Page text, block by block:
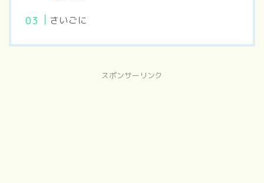
さいごに
スポンサーリンク